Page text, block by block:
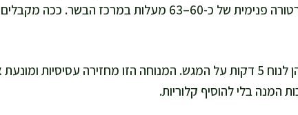
אוהבים מדיום, אני מכוונת לטמפרטורה פנימית של כ-60–63 מעלות במרכז הבשר.
אני מוציאה את הצלעות ונותנת להן לנוח 5 דקות על המגש. המנוחה הזו מחזירה עסיסיות
המנה בלי להוסיף קלוריות.